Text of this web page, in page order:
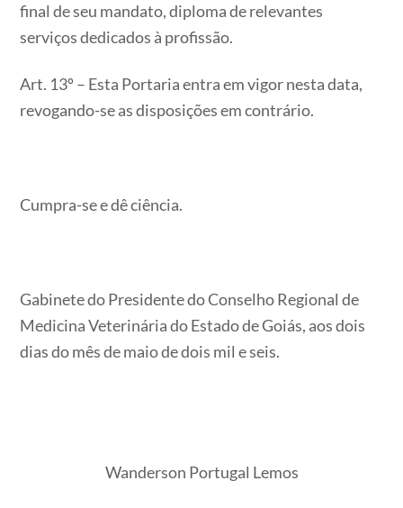
final de seu mandato, diploma de relevantes
serviços dedicados à profissão.
Art. 13º – Esta Portaria entra em vigor nesta data,
revogando-se as disposições em contrário.
Cumpra-se e dê ciência.
Gabinete do Presidente do Conselho Regional de
Medicina Veterinária do Estado de Goiás, aos dois
dias do mês de maio de dois mil e seis.
Wanderson Portugal Lemos